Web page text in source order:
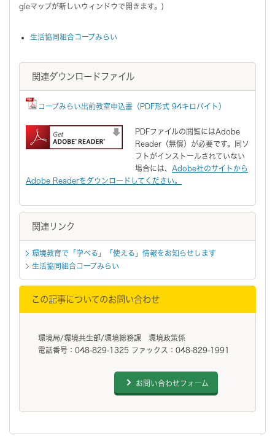
gleマップが新しいウィンドウで開きます。)
生活協同組合コープみらい
関連ダウンロードファイル
コープみらい出前教室申込書（PDF形式 94キロバイト）
PDFファイルの閲覧にはAdobe
Reader（無償）が必要です。同ソ
フトがインストールされていない
場合には、 Adobe社のサイトから
Adobe Readerをダウンロードしてください。
関連リンク
環境教育で「学べる」「使える」情報をお知らせします
生活協同組合コープみらい
この記事についてのお問い合わせ
環境局/環境共生部/環境総務課 環境政策係
電話番号：048-829-1325 ファックス：048-829-1991
お問い合わせフォーム